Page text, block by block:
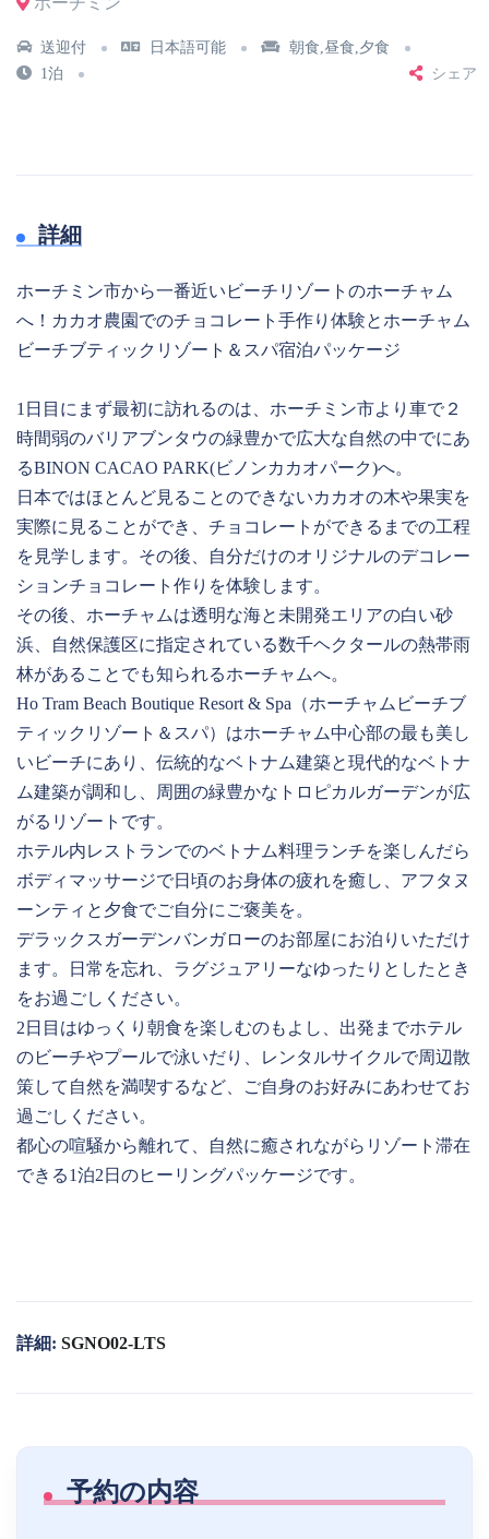
送迎付 日本語可能
朝食,昼食,夕食
1泊
シェア
詳細
ホーチミン市から一番近いビーチリゾートのホーチャム
へ！カカオ農園でのチョコレート手作り体験とホーチャム
ビーチブティックリゾート＆スパ宿泊パッケージ
1日目にまず最初に訪れるのは、ホーチミン市より車で２
時間弱のバリアブンタウの緑豊かで広大な自然の中でにあ
るBINON CACAO PARK(ビノンカカオパーク)へ。
日本ではほとんど見ることのできないカカオの木や果実を
実際に見ることができ、チョコレートができるまでの工程
を見学します。その後、自分だけのオリジナルのデコレー
ションチョコレート作りを体験します。
その後、ホーチャムは透明な海と未開発エリアの⽩い砂
浜、⾃然保護区に指定されている数千ヘクタールの熱帯⾬
林があることでも知られるホーチャムへ。
Ho Tram Beach Boutique Resort & Spa（ホーチャムビーチブ
ティックリゾート＆スパ）はホーチャム中⼼部の最も美し
いビーチにあり、伝統的なベトナム建築と現代的なベトナ
ム建築が調和し、周囲の緑豊かなトロピカルガーデンが広
がるリゾートです。
ホテル内レストランでのベトナム料理ランチを楽しんだら
ボディマッサージで日頃のお身体の疲れを癒し、アフタヌ
ーンティと夕食でご自分にご褒美を。
デラックスガーデンバンガローのお部屋にお泊りいただけ
ます。日常を忘れ、ラグジュアリーなゆったりとしたとき
をお過ごしください。
2日目はゆっくり朝食を楽しむのもよし、出発までホテル
のビーチやプールで泳いだり、レンタルサイクルで周辺散
策して自然を満喫するなど、ご自身のお好みにあわせてお
過ごしください。
都心の喧騒から離れて、自然に癒されながらリゾート滞在
できる1泊2日のヒーリングパッケージです。
詳細: SGNO02-LTS
予約の内容